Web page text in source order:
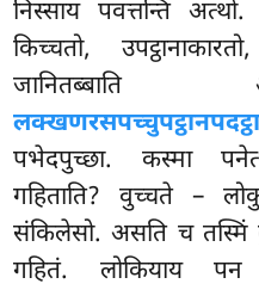
निस्साय पवत्तन्ति
किच्चतो,
पभेदपुच्छा. कस्मा
गहिताति? वुच्चते –
संकिलेसो. असति च तस्मिं
गहितं. लोकियाय पन